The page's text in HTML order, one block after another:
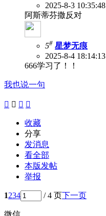
2025-8-3 10:35:48
阿斯蒂芬撒反对
5# 星梦无痕
2025-8-4 18:14:13
666学习了！！
我也说一句
   
收藏
分享
发消息
看全部
本版发帖
举报
1234 / 4 页下一页